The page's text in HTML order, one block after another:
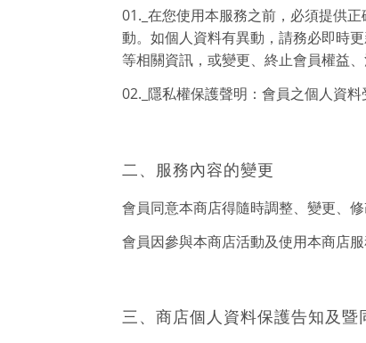
01._在您使用本服務之前，必須提供
動。如個人資料有異動，請務必即時
等相關資訊，或變更、終止會員權益
02._隱私權保護聲明：會員之個人資
二、服務內容的變更
會員同意本商店得隨時調整、變更、
會員因參與本商店活動及使用本商店
三、商店個人資料保護告知及暨